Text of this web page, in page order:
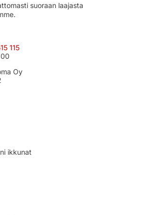
suoraan laajasta
115
Oy
ikkunat